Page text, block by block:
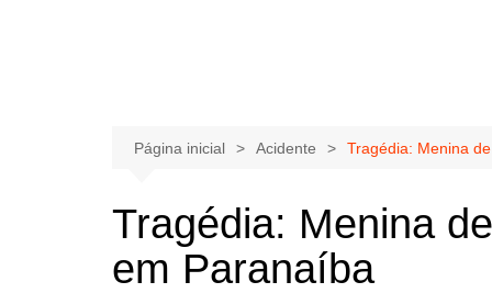
Página inicial Acidente Tragédia: Menina
Tragédia: Menina
em Paranaíba